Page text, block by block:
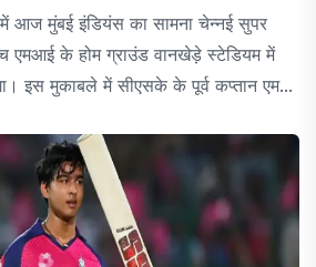
आज मुंबई इंडियंस का सामना चेन्नई सुपर
एमआई के होम ग्राउंड वानखेड़े स्टेडियम में
इस मुकाबले में सीएसके के पूर्व कप्तान एम...